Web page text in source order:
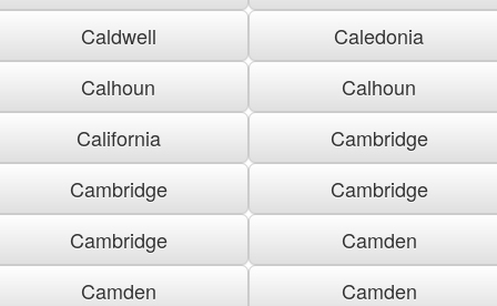
Caldwell
Caledonia
Calhoun
Calhoun
California
Cambridge
Cambridge
Cambridge
Cambridge
Camden
Camden
Camden